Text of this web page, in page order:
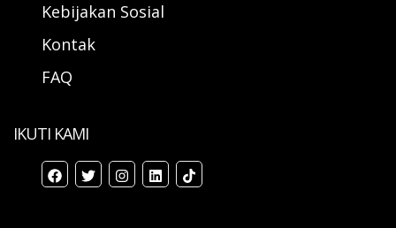
Kebijakan Sosial
Kontak
FAQ
IKUTI KAMI